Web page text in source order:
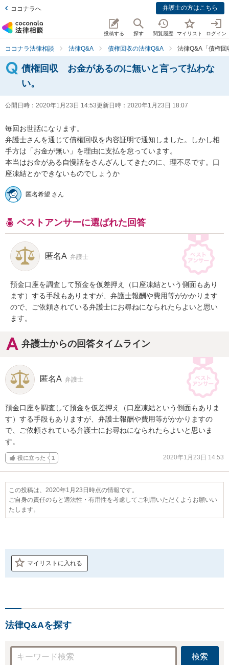
ココナラへ 弁護士の方はこちら
投稿する 探す 閲覧履歴 マイリスト ログイン
ココナラ法律相談 法律Q&A 債権回収の法律Q&A 法律Q&A「債権
債権回収 お金があるのに無いと言って払わな
い。
公開日時： 2020年1月23日 14:53更新日時： 2020年1月23日 18:07
毎回お世話になります。
弁護士さんを通じて債権回収を内容証明で通知しました。しかし相
手方は「お金が無い」を理由に支払を怠っています。
本当はお金がある自慢話をさんざんしてきたのに、理不尽です。口
座凍結とかできないものでしょうか
匿名希望 さん
ベストアンサーに選ばれた回答
匿名A 弁護士
預金口座を調査して預金を仮差押え（口座凍結という側面もあり
ます）する手段もありますが、弁護士報酬や費用等がかかります
ので、ご依頼されている弁護士にお尋ねになられたらよいと思い
ます。
弁護士からの回答タイムライン
匿名A 弁護士
預金口座を調査して預金を仮差押え（口座凍結という側面もありま
す）する手段もありますが、弁護士報酬や費用等がかかりますの
で、ご依頼されている弁護士にお尋ねになられたらよいと思いま
す。
役に立った 1 2020年1月23日 14:53
この投稿は、2020年1月23日時点の情報です。
ご自身の責任のもと適法性・有用性を考慮してご利用いただくようお願いい
たします。
マイリストに入れる
法律Q&Aを探す
検索